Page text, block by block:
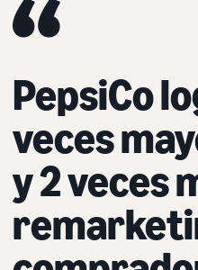
PepsiCo
veces
y 2 veces